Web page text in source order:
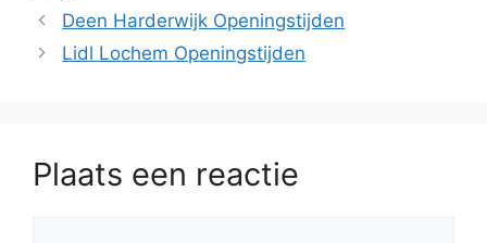
Deen Harderwijk Openingstijden
Lidl Lochem Openingstijden
Plaats een reactie